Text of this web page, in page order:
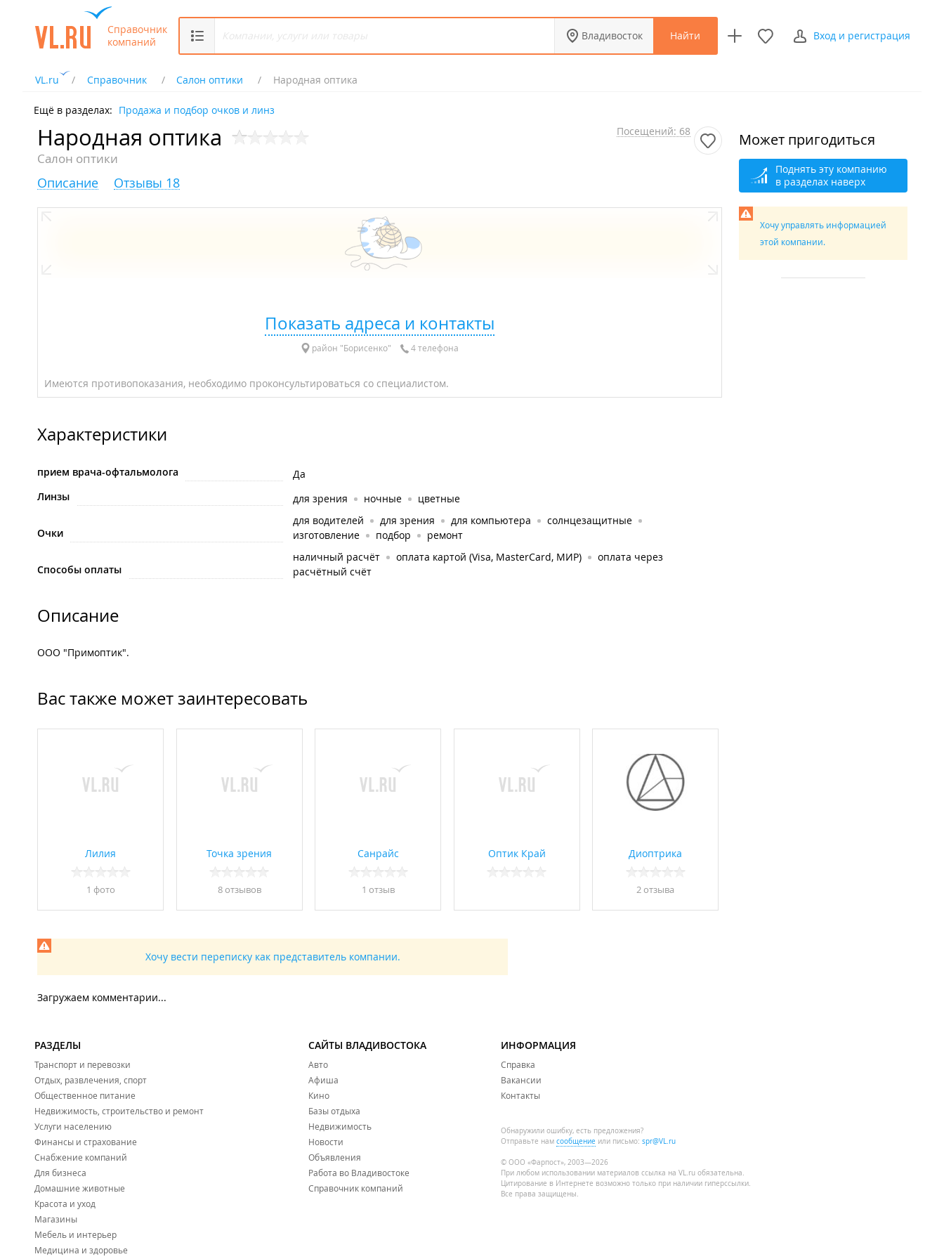
Справочник
компаний
Владивосток Найти Вход и регистрация
VL.ru Справочник Салон оптики Народная оптика
Ещё в разделах: Продажа и подбор очков и линз
Народная оптика
Салон оптики
Посещений: 68
Описание Отзывы 18
Показать адреса и контакты
район "Борисенко" 4 телефона
Имеются противопоказания, необходимо проконсультироваться со специалистом.
Характеристики
прием врача-офтальмолога
Да
Линзы
для зрения ночные цветные
Очки
для водителей для зрения для компьютера
солнцезащитные
изготовление
подбор ремонт
Способы оплаты
наличный расчёт оплата картой (Visa, MasterCard, МИР)
оплата через
расчётный счёт
Описание
ООО "Примоптик".
Вас также может заинтересовать
Лилия
1 фото
Точка зрения
8 отзывов
Санрайс
1 отзыв
Оптик Край Диоптрика
2 отзывa
Хочу вести переписку как представитель компании.
Загружаем комментарии...
Может пригодиться
Поднять эту компанию
в разделах наверх
Хочу управлять информацией
этой компании.
РАЗДЕЛЫ
Транспорт и перевозки
Отдых, развлечения, спорт
Общественное питание
Недвижимость, строительство и ремонт
Услуги населению
Финансы и страхование
Снабжение компаний
Для бизнеса
Домашние животные
Красота и уход
Магазины
Мебель и интерьер
Медицина и здоровье
САЙТЫ ВЛАДИВОСТОКА
Авто
Афиша
Кино
Базы отдыха
Недвижимость
Новости
Объявления
Работа во Владивостоке
Справочник компаний
ИНФОРМАЦИЯ
Справка
Вакансии
Контакты
Обнаружили ошибку, есть предложения?
Отправьте нам сообщение или письмо: spr@VL.ru
© ООО «Фарпост», 2003—2026
При любом использовании материалов ссылка на VL.ru обязательна.
Цитирование в Интернете возможно только при наличии гиперссылки.
Все права защищены.